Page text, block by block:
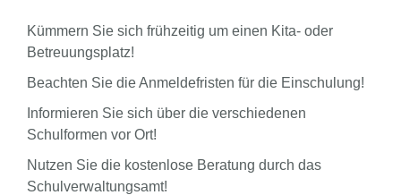
Kümmern Sie sich frühzeitig um einen Kita- oder
Betreuungsplatz!
Beachten Sie die Anmeldefristen für die Einschulung!
Informieren Sie sich über die verschiedenen
Schulformen vor Ort!
Nutzen Sie die kostenlose Beratung durch das
Schulverwaltungsamt!